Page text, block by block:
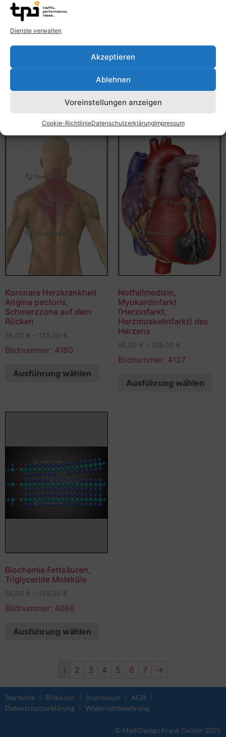
Dienste verwalten
Akzeptieren
Ablehnen
Voreinstellungen anzeigen
Cookie-RichtlinieDatenschutzerklärungImpressum
Koronare Herzkrankheit
Angina pectoris,
Schmerzzone auf dem
55,00
Ausführung wählen
55,00€–135,00€
Bildnummer: 4201
Ausführung wählen
Koronare Herzkrankheit
Angina pectoris,
Schmerzzone auf dem
Rücken
55,00 € – 135,00 €
Bildnummer: 4160
Ausführung wählen
Notfallmedizin,
Myokardinfarkt
(Herzinfarkt,
Herzmuskelinfarkt) des
Herzens
55,00 € – 135,00 €
Bildnummer: 4127
Ausführung wählen
Biochemie Fettsäuren,
Triglyceride Moleküle
55,00 € – 135,00 €
Bildnummer: 4066
Ausführung wählen
1 2 3 4 5 6 7 →
Startseite Bildautor Impressum
AGB
Datenschutzerklärung
Widerrufsbelehrung
© MediDesign Frank Geisler 2025